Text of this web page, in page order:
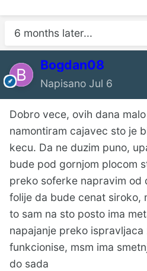
6 months later...
Bogdan08
Napisano Jul 6
Dobro vece, ovih dana
namontiram cajavec sto je
kecu. Da ne duzim puno,
bude pod gornjom plocom
preko soferke napravim od
folije da bude cenat siroko,
to sam na sto posto ima
napajanje preko
funkcionise, msm ima
do sada